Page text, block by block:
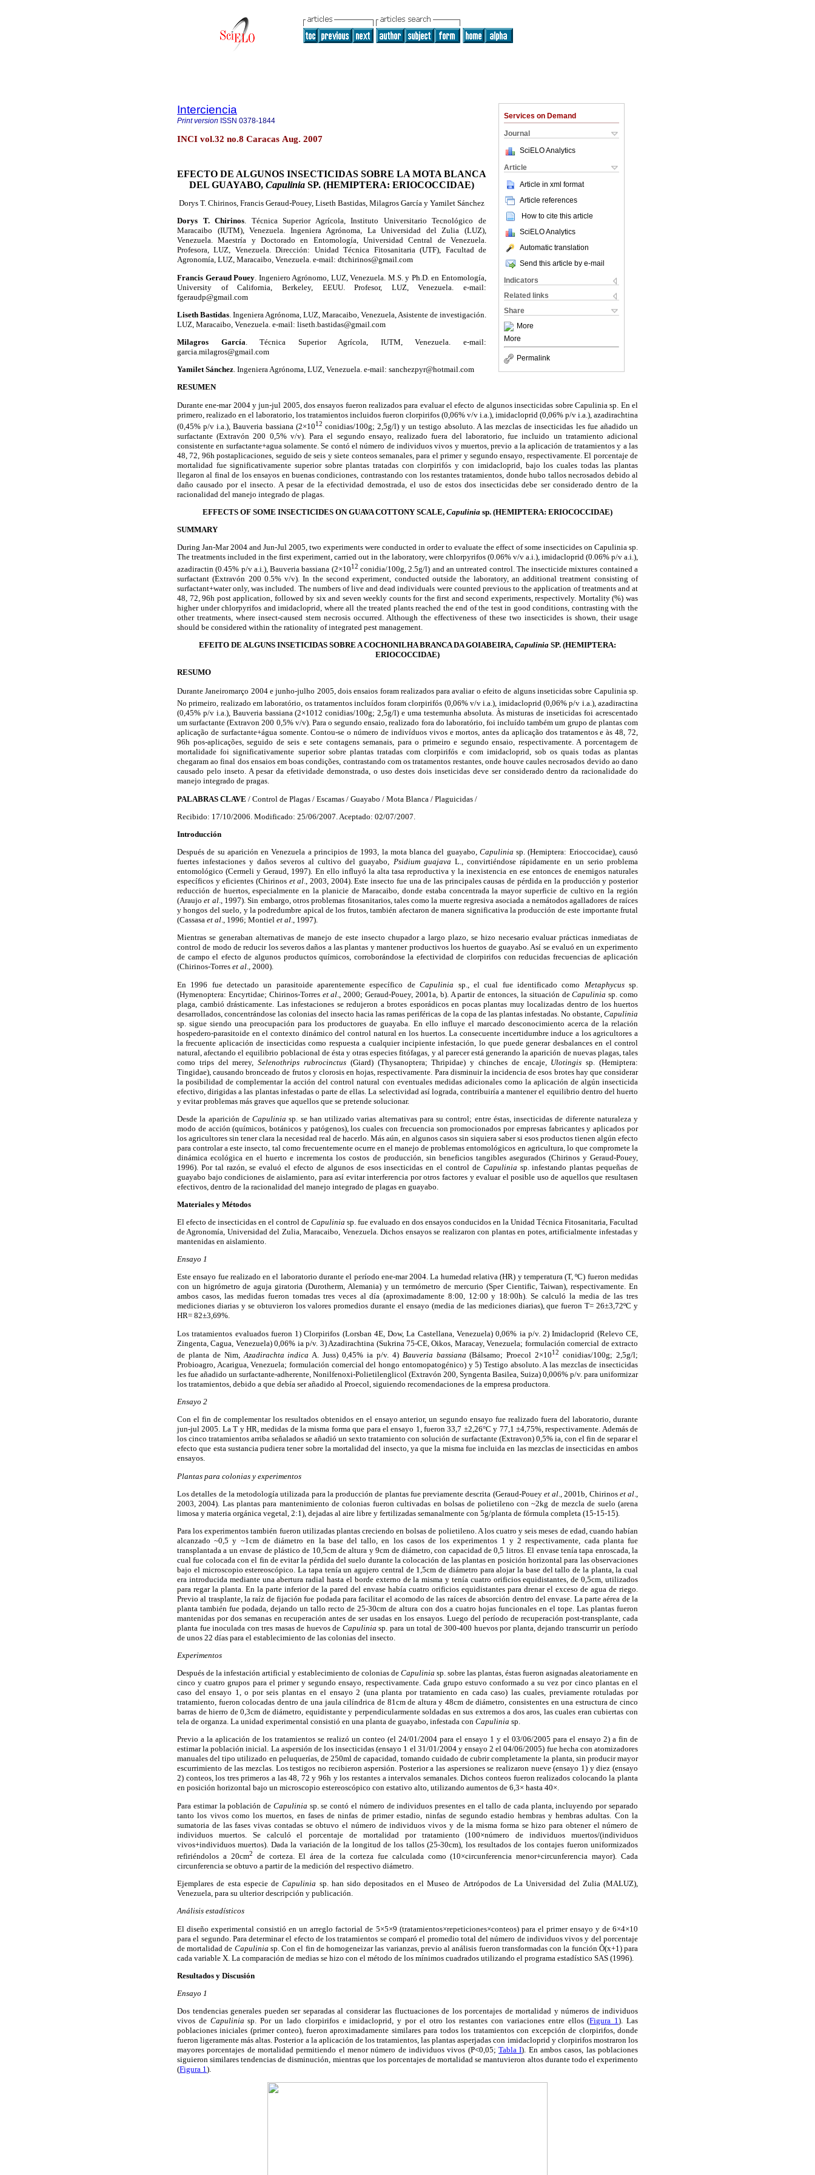
Services on Demand
Journal
SciELO Analytics
Article
Article in xml format
Article references
How to cite this article
SciELO Analytics
Automatic translation
Send this article by e-mail
Indicators
Related links
Share
More
More
Permalink
Interciencia
Print version ISSN 0378-1844
INCI vol.32 no.8 Caracas Aug. 2007
EFECTO DE ALGUNOS INSECTICIDAS SOBRE LA MOTA BLANCA
DEL GUAYABO, Capulinia SP. (HEMIPTERA: ERIOCOCCIDAE)
Dorys T. Chirinos, Francis Geraud-Pouey, Liseth Bastidas, Milagros García y Yamilet Sánchez
Dorys T. Chirinos. Técnica Superior Agrícola, Instituto Universitario Tecnológico de
Maracaibo (IUTM), Venezuela. Ingeniera Agrónoma, La Universidad del Zulia (LUZ),
Venezuela. Maestría y Doctorado en Entomología, Universidad Central de Venezuela.
Profesora, LUZ, Venezuela. Dirección: Unidad Técnica Fitosanitaria (UTF), Facultad de
Agronomía, LUZ, Maracaibo, Venezuela. e-mail: dtchirinos@gmail.com
Francis Geraud Pouey . Ingeniero Agrónomo, LUZ, Venezuela. M.S. y Ph.D. en Entomología,
University of California, Berkeley, EEUU. Profesor, LUZ, Venezuela. e-mail:
fgeraudp@gmail.com
Liseth Bastidas . Ingeniera Agrónoma, LUZ, Maracaibo, Venezuela, Asistente de investigación.
LUZ, Maracaibo, Venezuela. e-mail: liseth.bastidas@gmail.com
Milagros García. Técnica Superior Agrícola, IUTM, Venezuela. e-mail:
garcia.milagros@gmail.com
Yamilet Sánchez. Ingeniera Agrónoma, LUZ, Venezuela. e-mail: sanchezpyr@hotmail.com
RESUMEN
Durante ene-mar 2004 y jun-jul 2005, dos ensayos fueron realizados para evaluar el efecto de algunos insecticidas sobre Capulinia sp. En el
primero, realizado en el laboratorio, los tratamientos incluidos fueron clorpirifos (0,06% v/v i.a.), imidacloprid (0,06% p/v i.a.), azadirachtina
(0,45% p/v i.a.), Bauveria bassiana (2×1012 conidias/100g; 2,5g/l) y un testigo absoluto. A las mezclas de insecticidas les fue añadido un
surfactante (Extravón 200 0,5% v/v). Para el segundo ensayo, realizado fuera del laboratorio, fue incluido un tratamiento adicional
consistente en surfactante+agua solamente. Se contó el número de individuos vivos y muertos, previo a la aplicación de tratamientos y a las
48, 72, 96h postaplicaciones, seguido de seis y siete conteos semanales, para el primer y segundo ensayo, respectivamente. El porcentaje de
mortalidad fue significativamente superior sobre plantas tratadas con clorpirifós y con imidacloprid, bajo los cuales todas las plantas
llegaron al final de los ensayos en buenas condiciones, contrastando con los restantes tratamientos, donde hubo tallos necrosados debido al
daño causado por el insecto. A pesar de la efectividad demostrada, el uso de estos dos insecticidas debe ser considerado dentro de la
racionalidad del manejo integrado de plagas.
EFFECTS OF SOME INSECTICIDES ON GUAVA COTTONY SCALE, Capulinia sp. (HEMIPTERA: ERIOCOCCIDAE)
SUMMARY
During Jan-Mar 2004 and Jun-Jul 2005, two experiments were conducted in order to evaluate the effect of some insecticides on Capulinia sp.
The treatments included in the first experiment, carried out in the laboratory, were chlorpyrifos (0.06% v/v a.i.), imidacloprid (0.06% p/v a.i.),
azadiractin (0.45% p/v a.i.), Bauveria bassiana (2×1012 conidia/100g, 2.5g/l) and an untreated control. The insecticide mixtures contained a
surfactant (Extravón 200 0.5% v/v). In the second experiment, conducted outside the laboratory, an additional treatment consisting of
surfactant+water only, was included. The numbers of live and dead individuals were counted previous to the application of treatments and at
48, 72, 96h post application, followed by six and seven weekly counts for the first and second experiments, respectively. Mortality (%) was
higher under chlorpyrifos and imidacloprid, where all the treated plants reached the end of the test in good conditions, contrasting with the
other treatments, where insect-caused stem necrosis occurred. Although the effectiveness of these two insecticides is shown, their usage
should be considered within the rationality of integrated pest management.
EFEITO DE ALGUNS INSETICIDAS SOBRE A COCHONILHA BRANCA DA GOIABEIRA, Capulinia SP. (HEMIPTERA:
ERIOCOCCIDAE)
RESUMO
Durante Janeiromarço 2004 e junho-julho 2005, dois ensaios foram realizados para avaliar o efeito de alguns inseticidas sobre Capulinia sp.
No primeiro, realizado em laboratório, os tratamentos incluídos foram clorpirifós (0,06% v/v i.a.), imidacloprid (0,06% p/v i.a.), azadiractina
(0,45% p/v i.a.), Bauveria bassiana (2×1012 conidias/100g; 2,5g/l) e uma testemunha absoluta. Às misturas de inseticidas foi acrescentado
um surfactante (Extravon 200 0,5% v/v). Para o segundo ensaio, realizado fora do laboratório, foi incluído também um grupo de plantas com
aplicação de surfactante+água somente. Contou-se o número de indivíduos vivos e mortos, antes da aplicação dos tratamentos e às 48, 72,
96h pos-aplicações, seguido de seis e sete contagens semanais, para o primeiro e segundo ensaio, respectivamente. A porcentagem de
mortalidade foi significativamente superior sobre plantas tratadas com clorpirifós e com imidacloprid, sob os quais todas as plantas
chegaram ao final dos ensaios em boas condições, contrastando com os tratamentos restantes, onde houve caules necrosados devido ao dano
causado pelo inseto. A pesar da efetividade demonstrada, o uso destes dois inseticidas deve ser considerado dentro da racionalidade do
manejo integrado de pragas.
PALABRAS CLAVE / Control de Plagas / Escamas / Guayabo / Mota Blanca / Plaguicidas /
Recibido: 17/10/2006. Modificado: 25/06/2007. Aceptado: 02/07/2007.
Introducción
Después de su aparición en Venezuela a principios de 1993, la mota blanca del guayabo, Capulinia sp. (Hemiptera: Erioccocidae), causó
fuertes infestaciones y daños severos al cultivo del guayabo, Psidium guajava L., convirtiéndose rápidamente en un serio problema
entomológico (Cermeli y Geraud, 1997). En ello influyó la alta tasa reproductiva y la inexistencia en ese entonces de enemigos naturales
específicos y eficientes (Chirinos et al., 2003, 2004). Este insecto fue una de las principales causas de pérdida en la producción y posterior
reducción de huertos, especialmente en la planicie de Maracaibo, donde estaba concentrada la mayor superficie de cultivo en la región
(Araujoet al., 1997). Sin embargo, otros problemas fitosanitarios, tales como la muerte regresiva asociada a nemátodos agalladores de raíces
y hongos del suelo, y la podredumbre apical de los frutos, también afectaron de manera significativa la producción de este importante frutal
(Cassasa et al., 1996; Montiel et al., 1997).
Mientras se generaban alternativas de manejo de este insecto chupador a largo plazo, se hizo necesario evaluar prácticas inmediatas de
control de modo de reducir los severos daños a las plantas y mantener productivos los huertos de guayabo. Así se evaluó en un experimento
de campo el efecto de algunos productos químicos, corroborándose la efectividad de clorpirifos con reducidas frecuencias de aplicación
(Chirinos-Torres et al., 2000).
En 1996 fue detectado un parasitoide aparentemente específico deCapulinia sp., el cual fue identificado como Metaphycussp.
(Hymenoptera: Encyrtidae; Chirinos-Torres et al ., 2000; Geraud-Pouey, 2001a, b). A partir de entonces, la situación deCapulinia sp. como
plaga, cambió drásticamente. Las infestaciones se redujeron a brotes esporádicos en pocas plantas muy localizadas dentro de los huertos
desarrollados, concentrándose las colonias del insecto hacia las ramas periféricas de la copa de las plantas infestadas. No obstante, Capulinia
sp. sigue siendo una preocupación para los productores de guayaba. En ello influye el marcado desconocimiento acerca de la relación
hospedero-parasitoide en el contexto dinámico del control natural en los huertos. La consecuente incertidumbre induce a los agricultores a
la frecuente aplicación de insecticidas como respuesta a cualquier incipiente infestación, lo que puede generar desbalances en el control
natural, afectando el equilibrio poblacional de ésta y otras especies fitófagas, y al parecer está generando la aparición de nuevas plagas, tales
como trips del merey,Selenothrips rubrocinctus (Giard) (Thysanoptera; Thripidae) y chinches de encaje, Ulotingis sp. (Hemiptera:
Tingidae), causando bronceado de frutos y clorosis en hojas, respectivamente. Para disminuir la incidencia de esos brotes hay que considerar
la posibilidad de complementar la acción del control natural con eventuales medidas adicionales como la aplicación de algún insecticida
efectivo, dirigidas a las plantas infestadas o parte de ellas. La selectividad así lograda, contribuiría a mantener el equilibrio dentro del huerto
y evitar problemas más graves que aquellos que se pretende solucionar.
Desde la aparición de Capulinia sp. se han utilizado varias alternativas para su control; entre éstas, insecticidas de diferente naturaleza y
modo de acción (químicos, botánicos y patógenos), los cuales con frecuencia son promocionados por empresas fabricantes y aplicados por
los agricultores sin tener clara la necesidad real de hacerlo. Más aún, en algunos casos sin siquiera saber si esos productos tienen algún efecto
para controlar a este insecto, tal como frecuentemente ocurre en el manejo de problemas entomológicos en agricultura, lo que compromete la
dinámica ecológica en el huerto e incrementa los costos de producción, sin beneficios tangibles asegurados (Chirinos y Geraud-Pouey,
1996). Por tal razón, se evaluó el efecto de algunos de esos insecticidas en el control de Capulinia sp. infestando plantas pequeñas de
guayabo bajo condiciones de aislamiento, para así evitar interferencia por otros factores y evaluar el posible uso de aquellos que resultasen
efectivos, dentro de la racionalidad del manejo integrado de plagas en guayabo.
Materiales y Métodos
El efecto de insecticidas en el control de Capulinia sp. fue evaluado en dos ensayos conducidos en la Unidad Técnica Fitosanitaria, Facultad
de Agronomía, Universidad del Zulia, Maracaibo, Venezuela. Dichos ensayos se realizaron con plantas en potes, artificialmente infestadas y
mantenidas en aislamiento.
Ensayo 1
Este ensayo fue realizado en el laboratorio durante el período ene-mar 2004. La humedad relativa (HR) y temperatura (T, ºC) fueron medidas
con un higrómetro de aguja giratoria (Durotherm, Alemania) y un termómetro de mercurio (Sper Cientific, Taiwan), respectivamente. En
ambos casos, las medidas fueron tomadas tres veces al día (aproximadamente 8:00, 12:00 y 18:00h). Se calculó la media de las tres
mediciones diarias y se obtuvieron los valores promedios durante el ensayo (media de las mediciones diarias), que fueron T= 26±3,72ºC y
HR= 82±3,69%.
Los tratamientos evaluados fueron 1) Clorpirifos (Lorsban 4E, Dow, La Castellana, Venezuela) 0,06% ia p/v. 2) Imidacloprid (Relevo CE,
Zingenta, Cagua, Venezuela) 0,06% ia p/v. 3) Azadirachtina (Sukrina 75-CE, Oikos, Maracay, Venezuela; formulación comercial de extracto
de planta de Nim, Azadirachta indica A. Juss) 0,45% ia p/v. 4) Bauveria bassiana(Bálsamo; Proecol 2×1012 conidias/100g; 2,5g/l;
Probioagro, Acarigua, Venezuela; formulación comercial del hongo entomopatogénico) y 5) Testigo absoluto. A las mezclas de insecticidas
les fue añadido un surfactante-adherente, Nonilfenoxi-Polietilenglicol (Extravón 200, Syngenta Basilea, Suiza) 0,006% p/v. para uniformizar
los tratamientos, debido a que debía ser añadido al Proecol, siguiendo recomendaciones de la empresa productora.
Ensayo 2
Con el fin de complementar los resultados obtenidos en el ensayo anterior, un segundo ensayo fue realizado fuera del laboratorio, durante
jun-jul 2005. La T y HR, medidas de la misma forma que para el ensayo 1, fueron 33,7 ±2,26°C y 77,1 ±4,75%, respectivamente. Además de
los cinco tratamientos arriba señalados se añadió un sexto tratamiento con solución de surfactante (Extravon) 0,5% ia, con el fin de separar el
efecto que esta sustancia pudiera tener sobre la mortalidad del insecto, ya que la misma fue incluida en las mezclas de insecticidas en ambos
ensayos.
Plantas para colonias y experimentos
Los detalles de la metodología utilizada para la producción de plantas fue previamente descrita (Geraud-Poueyet al ., 2001b, Chirinos et al
2003, 2004). Las plantas para mantenimiento de colonias fueron cultivadas en bolsas de polietileno con ~2kg de mezcla de suelo (arena
limosa y materia orgánica vegetal, 2:1), dejadas al aire libre y fertilizadas semanalmente con 5g/planta de fórmula completa (15-15-15).
Para los experimentos también fueron utilizadas plantas creciendo en bolsas de polietileno. A los cuatro y seis meses de edad, cuando habían
alcanzado ~0,5 y ~1cm de diámetro en la base del tallo, en los casos de los experimentos 1 y 2 respectivamente, cada planta fue
transplantada a un envase de plástico de 10,5cm de altura y 9cm de diámetro, con capacidad de 0,5 litros. El envase tenía tapa enroscada, la
cual fue colocada con el fin de evitar la pérdida del suelo durante la colocación de las plantas en posición horizontal para las observaciones
bajo el microscopio estereoscópico. La tapa tenía un agujero central de 1,5cm de diámetro para alojar la base del tallo de la planta, la cual
era introducida mediante una abertura radial hasta el borde externo de la misma y tenía cuatro orificios equidistantes, de 0,5cm, utilizados
para regar la planta. En la parte inferior de la pared del envase había cuatro orificios equidistantes para drenar el exceso de agua de riego.
Previo al trasplante, la raíz de fijación fue podada para facilitar el acomodo de las raíces de absorción dentro del envase. La parte aérea de la
planta también fue podada, dejando un tallo recto de 25-30cm de altura con dos a cuatro hojas funcionales en el tope. Las plantas fueron
mantenidas por dos semanas en recuperación antes de ser usadas en los ensayos. Luego del período de recuperación post-transplante, cada
planta fue inoculada con tres masas de huevos de Capulinia sp. para un total de 300-400 huevos por planta, dejando transcurrir un período
de unos 22 días para el establecimiento de las colonias del insecto.
Experimentos
Después de la infestación artificial y establecimiento de colonias de Capulinia sp. sobre las plantas, éstas fueron asignadas aleatoriamente en
cinco y cuatro grupos para el primer y segundo ensayo, respectivamente. Cada grupo estuvo conformado a su vez por cinco plantas en el
caso del ensayo 1, o por seis plantas en el ensayo 2 (una planta por tratamiento en cada caso) las cuales, previamente rotuladas por
tratamiento, fueron colocadas dentro de una jaula cilíndrica de 81cm de altura y 48cm de diámetro, consistentes en una estructura de cinco
barras de hierro de 0,3cm de diámetro, equidistante y perpendicularmente soldadas en sus extremos a dos aros, las cuales eran cubiertas con
tela de organza. La unidad experimental consistió en una planta de guayabo, infestada con Capulinia sp.
Previo a la aplicación de los tratamientos se realizó un conteo (el 24/01/2004 para el ensayo 1 y el 03/06/2005 para el ensayo 2) a fin de
estimar la población inicial. La aspersión de los insecticidas (ensayo 1 el 31/01/2004 y ensayo 2 el 04/06/2005) fue hecha con atomizadores
manuales del tipo utilizado en peluquerías, de 250ml de capacidad, tomando cuidado de cubrir completamente la planta, sin producir mayor
escurrimiento de las mezclas. Los testigos no recibieron aspersión. Posterior a las aspersiones se realizaron nueve (ensayo 1) y diez (ensayo
2) conteos, los tres primeros a las 48, 72 y 96h y los restantes a intervalos semanales. Dichos conteos fueron realizados colocando la planta
en posición horizontal bajo un microscopio estereoscópico con estativo alto, utilizando aumentos de 6,3× hasta 40×.
Para estimar la población de Capulinia sp. se contó el número de individuos presentes en el tallo de cada planta, incluyendo por separado
tanto los vivos como los muertos, en fases de ninfas de primer estadio, ninfas de segundo estadio hembras y hembras adultas. Con la
sumatoria de las fases vivas contadas se obtuvo el número de individuos vivos y de la misma forma se hizo para obtener el número de
individuos muertos. Se calculó el porcentaje de mortalidad por tratamiento (100×número de individuos muertos/(individuos
vivos+individuos muertos). Dada la variación de la longitud de los tallos (25-30cm), los resultados de los contajes fueron uniformizados
refiriéndolos a 20cm2
de corteza. El área de la corteza fue calculada como (10×circunferencia menor+circunferencia mayor). Cada
circunferencia se obtuvo a partir de la medición del respectivo diámetro.
Ejemplares de esta especie deCapulinia sp. han sido depositados en el Museo de Artrópodos de La Universidad del Zulia (MALUZ),
Venezuela, para su ulterior descripción y publicación.
Análisis estadísticos
El diseño experimental consistió en un arreglo factorial de 5×5×9 (tratamientos×repeticiones×conteos) para el primer ensayo y de 6×4×10
para el segundo. Para determinar el efecto de los tratamientos se comparó el promedio total del número de individuos vivos y del porcentaje
de mortalidad de Capulinia sp. Con el fin de homogeneizar las varianzas, previo al análisis fueron transformadas con la función Ö(x+1) para
cada variable X. La comparación de medias se hizo con el método de los mínimos cuadrados utilizando el programa estadístico SAS (1996).
Resultados y Discusión
Ensayo 1
Dos tendencias generales pueden ser separadas al considerar las fluctuaciones de los porcentajes de mortalidad y números de individuos
vivos de Capulinia sp. Por un lado clorpirifos e imidacloprid, y por el otro los restantes con variaciones entre ellos (Figura 1). Las
poblaciones iniciales (primer conteo), fueron aproximadamente similares para todos los tratamientos con excepción de clorpirifos, donde
fueron ligeramente más altas. Posterior a la aplicación de los tratamientos, las plantas asperjadas con imidacloprid y clorpirifos mostraron los
mayores porcentajes de mortalidad permitiendo el menor número de individuos vivos (P<0,05; Tabla I). En ambos casos, las poblaciones
siguieron similares tendencias de disminución, mientras que los porcentajes de mortalidad se mantuvieron altos durante todo el experimento
(Figura 1).